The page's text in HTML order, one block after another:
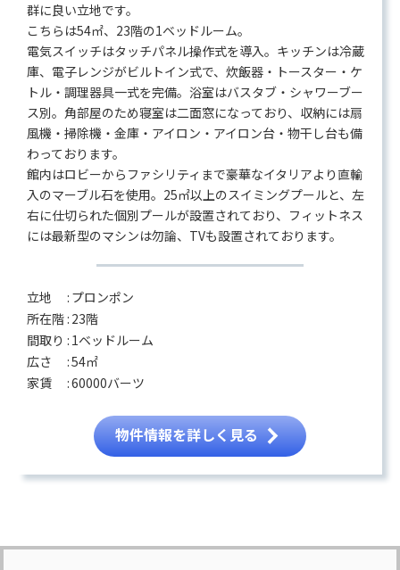
群に良い立地です。
こちらは54㎡、23階の1ベッドルーム。
電気スイッチはタッチパネル操作式を導入。キッチンは冷蔵
庫、電子レンジがビルトイン式で、炊飯器・トースター・ケ
トル・調理器具一式を完備。浴室はバスタブ・シャワーブー
ス別。角部屋のため寝室は二面窓になっており、収納には扇
風機・掃除機・金庫・アイロン・アイロン台・物干し台も備
わっております。
館内はロビーからファシリティまで豪華なイタリアより直輸
入のマーブル石を使用。25㎡以上のスイミングプールと、左
右に仕切られた個別プールが設置されており、フィットネス
には最新型のマシンは勿論、TVも設置されております。
立地 : プロンポン
所在階 : 23階
間取り : 1ベッドルーム
広さ :54㎡
家賃 :60000バーツ
物件情報を詳しく見る